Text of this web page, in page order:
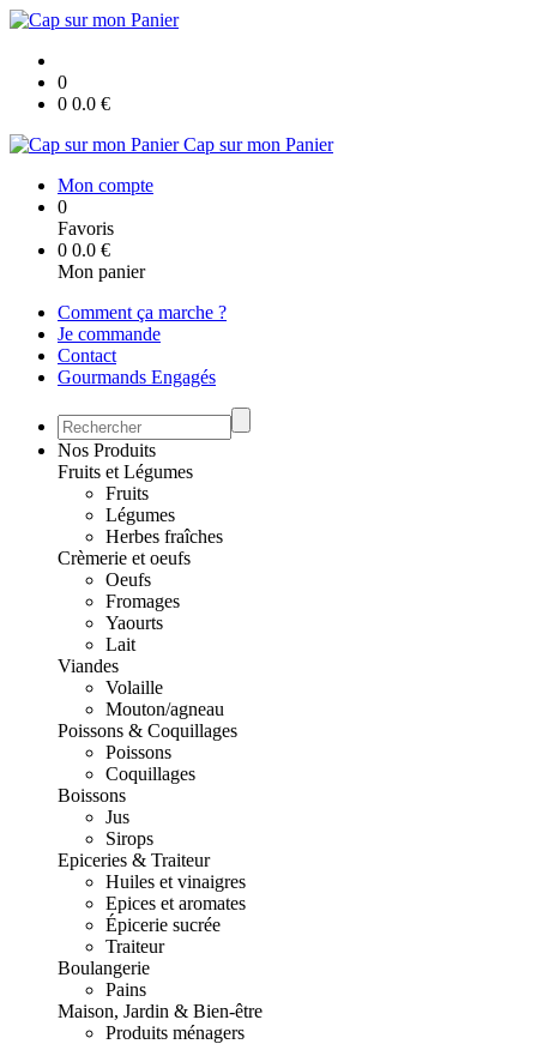
0
0 0.0 €
Cap sur mon Panier
Mon compte
0
Favoris
0 0.0 €
Mon panier
Comment ça marche ?
Je commande
Contact
Gourmands Engagés
Nos Produits
Fruits et Légumes
Fruits
Légumes
Herbes fraîches
Crèmerie et oeufs
Oeufs
Fromages
Yaourts
Lait
Viandes
Volaille
Mouton/agneau
Poissons & Coquillages
Poissons
Coquillages
Boissons
Jus
Sirops
Epiceries & Traiteur
Huiles et vinaigres
Epices et aromates
Épicerie sucrée
Traiteur
Boulangerie
Pains
Maison, Jardin & Bien-être
Produits ménagers